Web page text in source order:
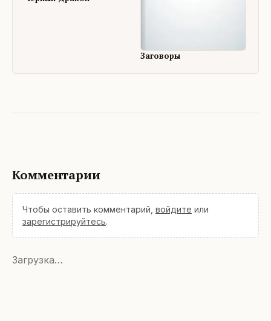
Заговоры
Комментарии
Чтобы оставить комментарий, войдите или
зарегистрируйтесь.
Загрузка…